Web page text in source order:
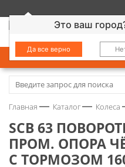
Это ваш
Да все верно
КАТАЛОГ
Замочно-скобяные изделия
Колеса
Главная Каталог Колеса
SСB 63
ПРОМ. ОПОРА
С ТОРМОЗОМ